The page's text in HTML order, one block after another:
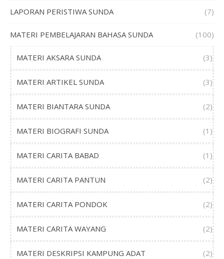
LAPORAN PERISTIWA SUNDA (7)
MATERI PEMBELAJARAN BAHASA SUNDA (100)
MATERI AKSARA SUNDA (3)
MATERI ARTIKEL SUNDA (3)
MATERI BIANTARA SUNDA (2)
MATERI BIOGRAFI SUNDA (1)
MATERI CARITA BABAD (1)
MATERI CARITA PANTUN (2)
MATERI CARITA PONDOK (2)
MATERI CARITA WAYANG (2)
MATERI DESKRIPSI KAMPUNG ADAT (2)